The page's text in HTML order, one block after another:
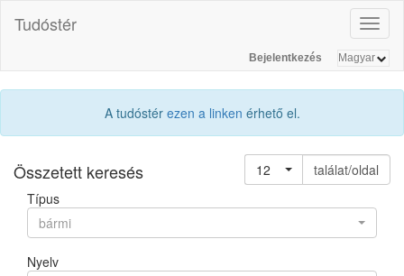
Tudóstér
Bejelentkezés
A tudóstér ezen a linken érhető el.
Összetett keresés 12
találat/oldal
Típus
bármi
Nyelv